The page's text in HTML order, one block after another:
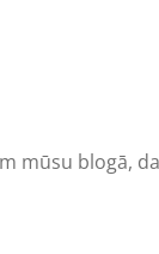
mūsu blogā,